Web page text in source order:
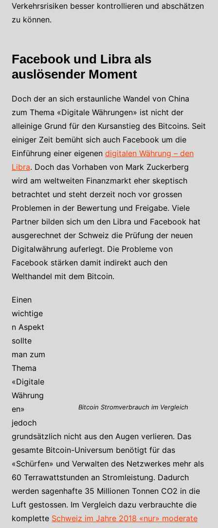
Verkehrsrisiken besser kontrollieren und abschätzen
zu können.
Facebook und Libra als
auslösender Moment
Doch der an sich erstaunliche Wandel von China
zum Thema «Digitale Währungen» ist nicht der
alleinige Grund für den Kursanstieg des Bitcoins. Seit
einiger Zeit bemüht sich auch Facebook um die
Einführung einer eigenen digitalen Währung – den
Libra. Doch das Vorhaben von Mark Zuckerberg
wird am weltweiten Finanzmarkt eher skeptisch
betrachtet und steht derzeit noch vor grossen
Problemen in der Bewertung und Freigabe. Viele
Partner bilden sich um den Libra und Facebook hat
ausgerechnet der Schweiz die Prüfung der neuen
Digitalwährung auferlegt. Die Probleme von
Facebook stärken damit indirekt auch den
Welthandel mit dem Bitcoin.
Bitcoin Stromverbrauch im Vergleich
Einen
wichtige
n Aspekt
sollte
man zum
Thema
«Digitale
Währung
en»
jedoch
grundsätzlich nicht aus den Augen verlieren. Das
gesamte Bitcoin-Universum benötigt für das
«Schürfen» und Verwalten des Netzwerkes mehr als
60 Terrawattstunden an Stromleistung. Dadurch
werden sagenhafte 35 Millionen Tonnen CO2 in die
Luft gestossen. Im Vergleich dazu verbrauchte die
komplette Schweiz im Jahre 2018 «nur» moderate